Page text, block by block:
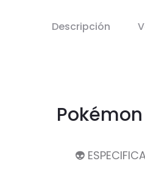
Descripción
👽